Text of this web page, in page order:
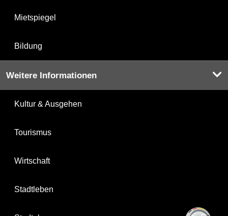
Mietspiegel
Bildung
Weitere Informationen
Kultur & Ausgehen
Tourismus
Wirtschaft
Stadtleben